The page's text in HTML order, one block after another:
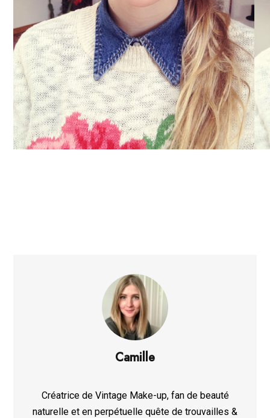
Camille
Créatrice de Vintage Make-up, fan de beauté
naturelle et en perpétuelle quête de trouvailles &